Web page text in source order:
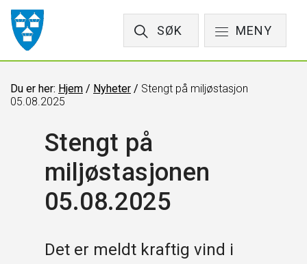
SØK MENY
Du er her: Hjem / Nyheter / Stengt på miljøstasjon
05.08.2025
Stengt på
miljøstasjonen
05.08.2025
Det er meldt kraftig vind i